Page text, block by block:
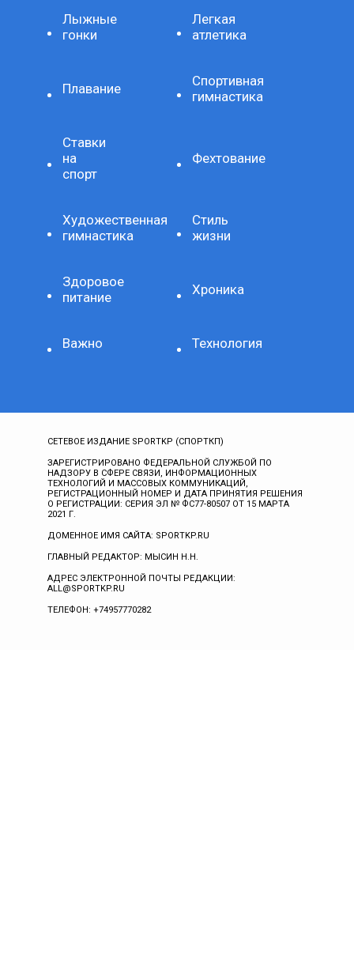
Лыжные
гонки
Легкая
атлетика
Плавание
Спортивная
гимнастика
Ставки
на
спорт
Фехтование
Художественная
гимнастика
Стиль
жизни
Здоровое
питание
Хроника
Важно Технология
СЕТЕВОЕ ИЗДАНИЕ SPORTKP (СПОРТКП)
ЗАРЕГИСТРИРОВАНО ФЕДЕРАЛЬНОЙ СЛУЖБОЙ ПО
НАДЗОРУ В СФЕРЕ СВЯЗИ, ИНФОРМАЦИОННЫХ
ТЕХНОЛОГИЙ И МАССОВЫХ КОММУНИКАЦИЙ,
РЕГИСТРАЦИОННЫЙ НОМЕР И ДАТА ПРИНЯТИЯ РЕШЕНИЯ
О РЕГИСТРАЦИИ: СЕРИЯ ЭЛ № ФС77-80507 ОТ 15 МАРТА
2021 Г.
ДОМЕННОЕ ИМЯ САЙТА: SPORTKP.RU
ГЛАВНЫЙ РЕДАКТОР: МЫСИН Н.Н.
АДРЕС ЭЛЕКТРОННОЙ ПОЧТЫ РЕДАКЦИИ:
ALL@SPORTKP.RU
ТЕЛЕФОН: +74957770282